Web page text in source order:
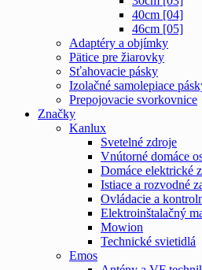
40cm [04]
46cm [05]
Adaptéry a objímky
Pätice pre žiarovky
Sťahovacie pásky
Izolačné samolepiace
Prepojovacie svorkovnice
Značky
Kanlux
Svetelné zdroje
Vnútorné domáce
Domáce elektrické
Istiace a rozvodné
Ovládacie a
Elektroinštalačný
Mowion
Technické svietidlá
Emos